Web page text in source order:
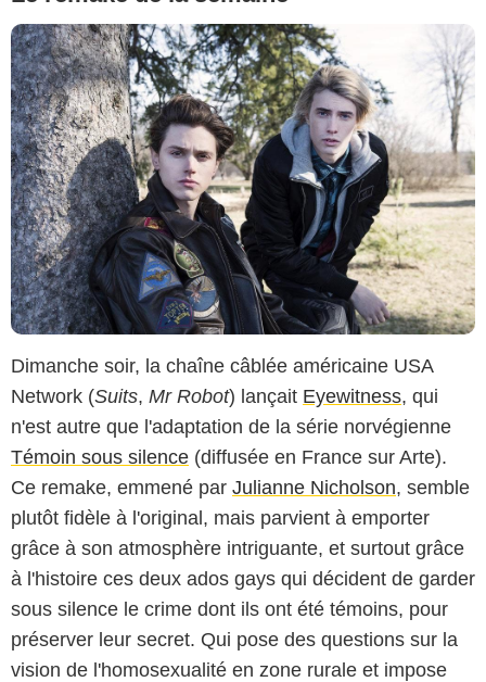
Dimanche soir, la chaîne câblée américaine USA
Network (Suits, Mr Robot) lançait Eyewitness, qui
n'est autre que l'adaptation de la série norvégienne
Témoin sous silence (diffusée en France sur Arte).
Ce remake, emmené par Julianne Nicholson, semble
plutôt fidèle à l'original, mais parvient à emporter
grâce à son atmosphère intriguante, et surtout grâce
à l'histoire ces deux ados gays qui décident de garder
sous silence le crime dont ils ont été témoins, pour
préserver leur secret. Qui pose des questions sur la
vision de l'homosexualité en zone rurale et impose